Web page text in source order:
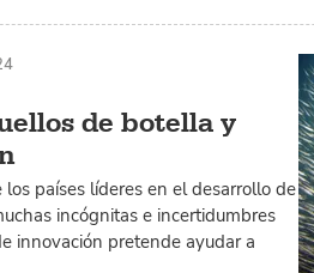
de botella y
países líderes en el desarrollo de
incógnitas e incertidumbres
innovación pretende ayudar a